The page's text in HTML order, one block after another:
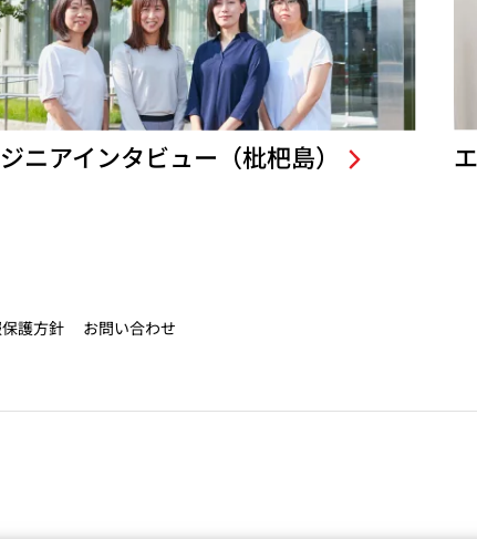
ニアインタビュー（枇杷島）
護方針 お問い合わせ